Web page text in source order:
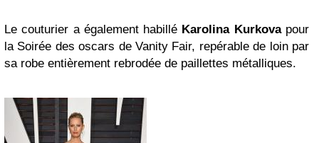
Le couturier a également habillé Karolina Kurkovapour
la Soirée des oscars de Vanity Fair, repérable de loin par
sa robe entièrement rebrodée de paillettes métalliques.